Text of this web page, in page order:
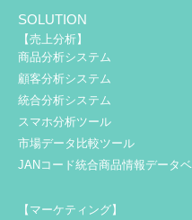
SOLUTION
【売上分析】
商品分析システム
顧客分析システム
統合分析システム
スマホ分析ツール
市場データ比較ツール
JANコード統合商品情報データ
【マーケティング】